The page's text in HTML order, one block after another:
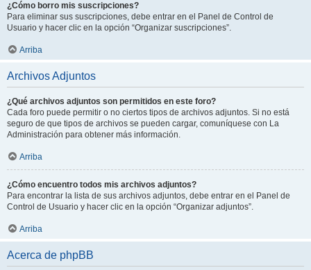
¿Cómo borro mis suscripciones?
Para eliminar sus suscripciones, debe entrar en el Panel de Control de
Usuario y hacer clic en la opción “Organizar suscripciones”.
Arriba
Archivos Adjuntos
¿Qué archivos adjuntos son permitidos en este foro?
Cada foro puede permitir o no ciertos tipos de archivos adjuntos. Si no está
seguro de que tipos de archivos se pueden cargar, comuníquese con La
Administración para obtener más información.
Arriba
¿Cómo encuentro todos mis archivos adjuntos?
Para encontrar la lista de sus archivos adjuntos, debe entrar en el Panel de
Control de Usuario y hacer clic en la opción “Organizar adjuntos”.
Arriba
Acerca de phpBB